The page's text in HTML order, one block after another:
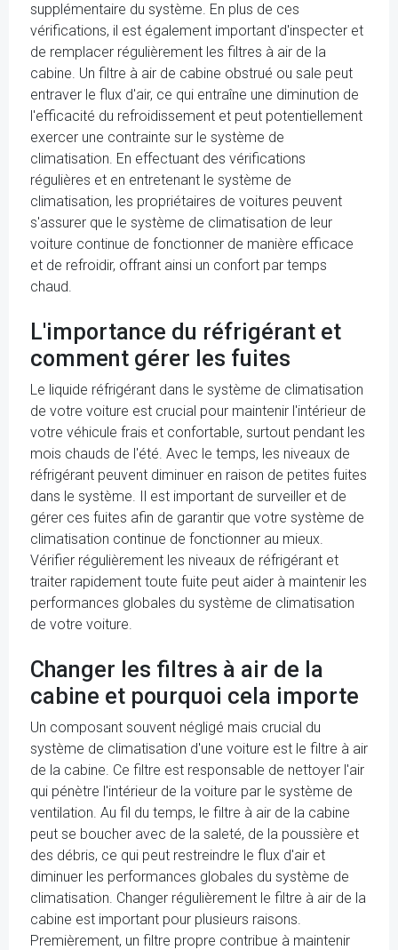
supplémentaire du système. En plus de ces
vérifications, il est également important d'inspecter et
de remplacer régulièrement les filtres à air de la
cabine. Un filtre à air de cabine obstrué ou sale peut
entraver le flux d'air, ce qui entraîne une diminution de
l'efficacité du refroidissement et peut potentiellement
exercer une contrainte sur le système de
climatisation. En effectuant des vérifications
régulières et en entretenant le système de
climatisation, les propriétaires de voitures peuvent
s'assurer que le système de climatisation de leur
voiture continue de fonctionner de manière efficace
et de refroidir, offrant ainsi un confort par temps
chaud.
L'importance du réfrigérant et
comment gérer les fuites
Le liquide réfrigérant dans le système de climatisation
de votre voiture est crucial pour maintenir l'intérieur de
votre véhicule frais et confortable, surtout pendant les
mois chauds de l'été. Avec le temps, les niveaux de
réfrigérant peuvent diminuer en raison de petites fuites
dans le système. Il est important de surveiller et de
gérer ces fuites afin de garantir que votre système de
climatisation continue de fonctionner au mieux.
Vérifier régulièrement les niveaux de réfrigérant et
traiter rapidement toute fuite peut aider à maintenir les
performances globales du système de climatisation
de votre voiture.
Changer les filtres à air de la
cabine et pourquoi cela importe
Un composant souvent négligé mais crucial du
système de climatisation d'une voiture est le filtre à air
de la cabine. Ce filtre est responsable de nettoyer l'air
qui pénètre l'intérieur de la voiture par le système de
ventilation. Au fil du temps, le filtre à air de la cabine
peut se boucher avec de la saleté, de la poussière et
des débris, ce qui peut restreindre le flux d'air et
diminuer les performances globales du système de
climatisation. Changer régulièrement le filtre à air de la
cabine est important pour plusieurs raisons.
Premièrement, un filtre propre contribue à maintenir